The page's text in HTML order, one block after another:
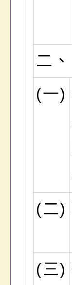
二、
(一)
(二)
(三)